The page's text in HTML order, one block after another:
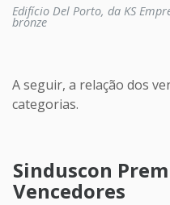
Edifício Del Porto, da KS
bronze
A seguir, a relação dos
categorias.
Sinduscon
Vencedores